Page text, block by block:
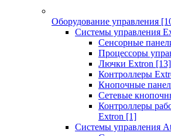
Оборудование управления
Системы управления
Сенсорные
Процессоры
Лючки Extron [13]
Контроллеры
Кнопочные
Сетевые
Контроллеры
Extron [1]
Системы управления